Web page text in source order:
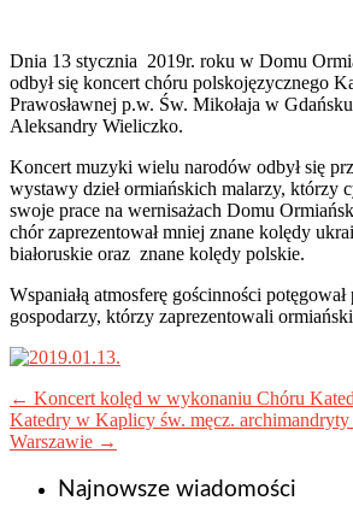
Dnia 13 stycznia 2019r. roku w Domu
odbył się koncert chóru polskojęzycznego
Prawosławnej p.w. Św. Mikołaja w
Aleksandry Wieliczko.
Koncert muzyki wielu narodów odbył się
wystawy dzieł ormiańskich malarzy, którzy
swoje prace na wernisażach Domu
chór zaprezentował mniej znane kolędy
białoruskie oraz znane kolędy polskie.
Wspaniałą atmosferę gościnności potęgował
gospodarzy, którzy zaprezentowali
← Koncert kolęd w wykonaniu Chóru
Katedry w Kaplicy św. męcz. archimandryty
Warszawie →
Najnowsze wiadomości